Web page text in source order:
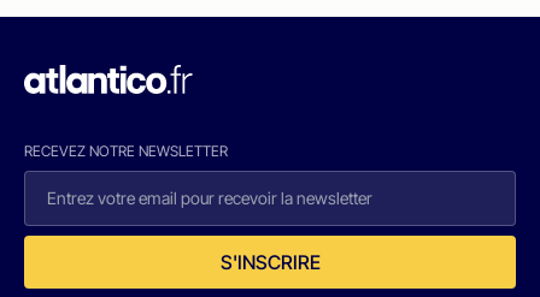
RECEVEZ NOTRE NEWSLETTER
S'INSCRIRE